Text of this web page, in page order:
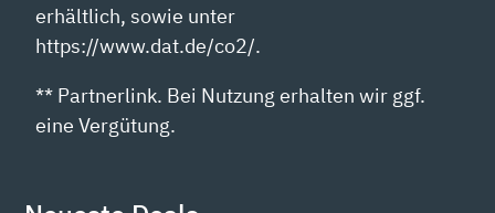
erhältlich, sowie unter
https://www.dat.de/co2/.
** Partnerlink. Bei Nutzung erhalten wir ggf.
eine Vergütung.